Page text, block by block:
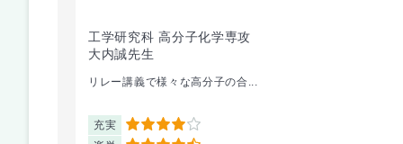
工学研究科 高分子化学専攻
大内誠先生
リレー講義で様々な高分子の合...
充実 4